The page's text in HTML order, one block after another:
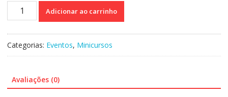
Curso
210:Psicopedagogia
Adicionar ao carrinho
Categorias: Eventos, Minicursos
Avaliações (0)